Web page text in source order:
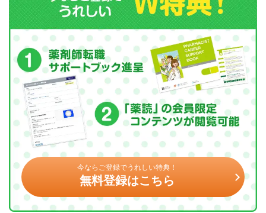
今ならご登録でうれしい特典！
無料登録はこちら